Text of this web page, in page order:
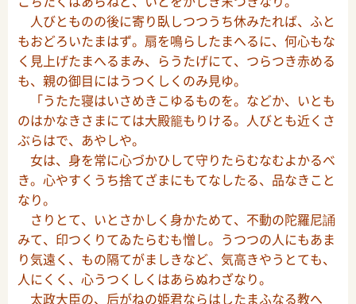
人びとものの後に寄り臥しつつうち休みたれば、ふと
もおどろいたまはず。扇を鳴らしたまへるに、何心もな
く見上げたまへるまみ、らうたげにて、つらつき赤める
も、親の御目にはうつくしくのみ見ゆ。
「うたた寝はいさめきこゆるものを。などか、いとも
のはかなきさまにては大殿籠もりける。人びとも近くさ
ぶらはで、あやしや。
女は、身を常に心づかひして守りたらむなむよかるべ
き。心やすくうち捨てざまにもてなしたる、品なきこと
なり。
さりとて、いとさかしく身かためて、不動の陀羅尼誦
みて、印つくりてゐたらむも憎し。うつつの人にもあま
り気遠く、もの隔てがましきなど、気高きやうとても、
人にくく、心うつくしくはあらぬわざなり。
太政大臣の、后がねの姫君ならはしたまふなる教へ